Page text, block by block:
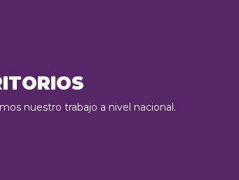
nuestro trabajo a nivel nacional.